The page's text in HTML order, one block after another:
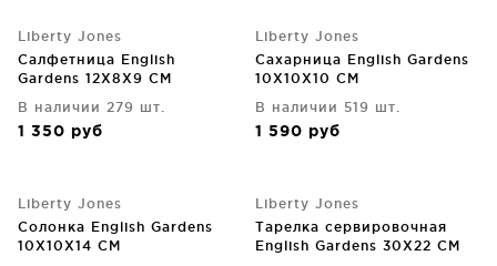
Liberty Jones
Салфетница English
Gardens 12X8X9 CM
В наличии 279 шт.
1 350 руб
Liberty Jones
Сахарница English Gardens
10X10X10 CM
В наличии 519 шт.
1 590 руб
Liberty Jones
Солонка English Gardens
10X10X14 CM
Liberty Jones
Тарелка сервировочная
English Gardens 30X22 CM